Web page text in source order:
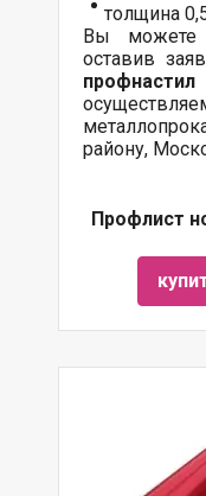
толщина
Вы можете
оставив
району,
Профлист